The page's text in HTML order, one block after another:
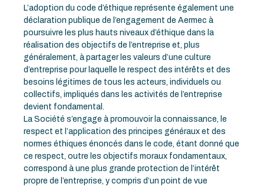
L’adoption du code d’éthique représente également une
déclaration publique de l’engagement de Aermec à
poursuivre les plus hauts niveaux d’éthique dans la
réalisation des objectifs de l’entreprise et, plus
généralement, à partager les valeurs d’une culture
d’entreprise pour laquelle le respect des intérêts et des
besoins légitimes de tous les acteurs, individuels ou
collectifs, impliqués dans les activités de l’entreprise
devient fondamental.
La Société s’engage à promouvoir la connaissance, le
respect et l’application des principes généraux et des
normes éthiques énoncés dans le code, étant donné que
ce respect, outre les objectifs moraux fondamentaux,
correspond à une plus grande protection de l’intérêt
propre de l’entreprise, y compris d’un point de vue